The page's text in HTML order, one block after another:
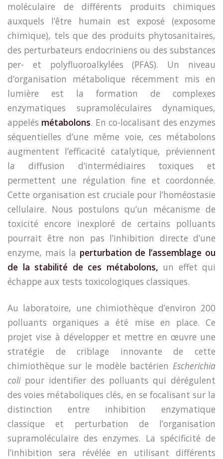
moléculaire de différents produits chimiques
auxquels l’être humain est exposé (exposome
chimique), tels que des produits phytosanitaires,
des perturbateurs endocriniens ou des substances
per- et polyfluoroalkylées (PFAS). Un niveau
d’organisation métabolique récemment mis en
lumière est la formation de complexes
enzymatiques supramoléculaires dynamiques,
appelés métabolons. En co-localisant des enzymes
séquentielles d’une même voie, ces métabolons
augmentent l’efficacité catalytique, préviennent
la diffusion d’intermédiaires toxiques et
permettent une régulation fine et coordonnée.
Cette organisation est cruciale pour l’homéostasie
cellulaire. Nous postulons qu’un mécanisme de
toxicité encore inexploré de certains polluants
pourrait être non pas l’inhibition directe d’une
enzyme, mais la perturbation de l’assemblage ou
de la stabilité de ces métabolons, un effet qui
échappe aux tests toxicologiques classiques.
Au laboratoire, une chimiothèque d’environ 200
polluants organiques a été mise en place. Ce
projet vise à développer et mettre en œuvre une
stratégie de criblage innovante de cette
chimiothèque sur le modèle bactérien Escherichia
colipour identifier des polluants qui dérégulent
des voies métaboliques clés, en se focalisant sur la
distinction entre inhibition enzymatique
classique et perturbation de l’organisation
supramoléculaire des enzymes. La spécificité de
l’inhibition sera révélée en utilisant différents